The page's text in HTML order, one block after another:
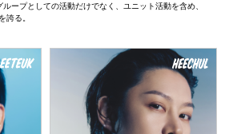
ープとしての活動だけでなく、ユニット活動を含め、
誇る。